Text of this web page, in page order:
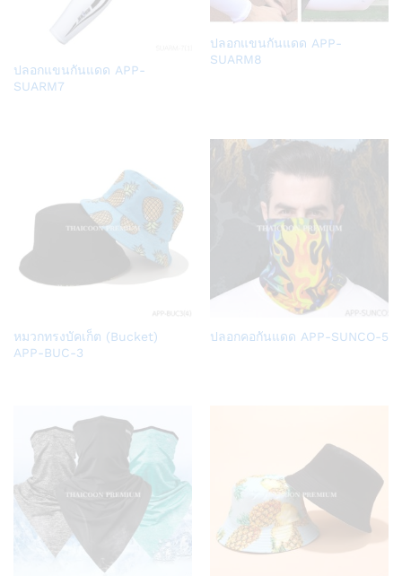
Add
ปลอกแขนกันแดด APP-
SUARM7
Add
ปลอกแขนกันแดด APP-
SUARM8
Add
หมวกทรงบัคเก็ต (Bucket)
APP-BUC-3
Add
ปลอกคอกันแดด APP-SUNCO-5